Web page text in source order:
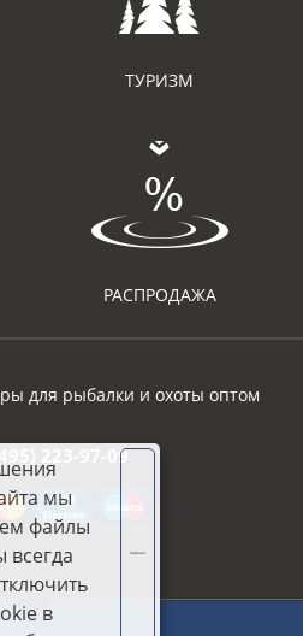
ТУРИЗМ
РАСПРОДАЖА
для рыбалки и охоты оптом
223-97-09
мы
файлы
всегда
в
Хорошо